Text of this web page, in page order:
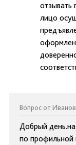
отзывать
лицо
Вопрос от
Добрый день.на
по профильной